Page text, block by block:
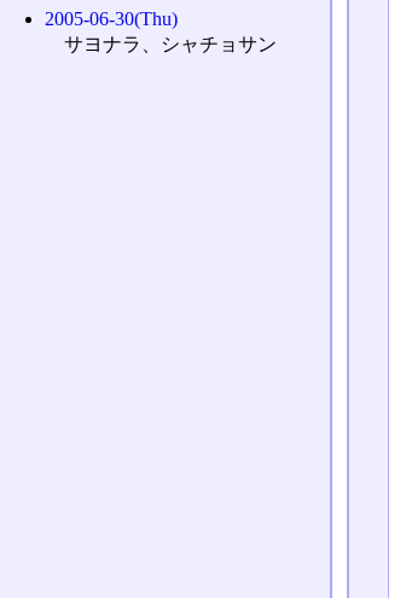
2005-06-30(Thu)
サヨナラ、シャチョサン